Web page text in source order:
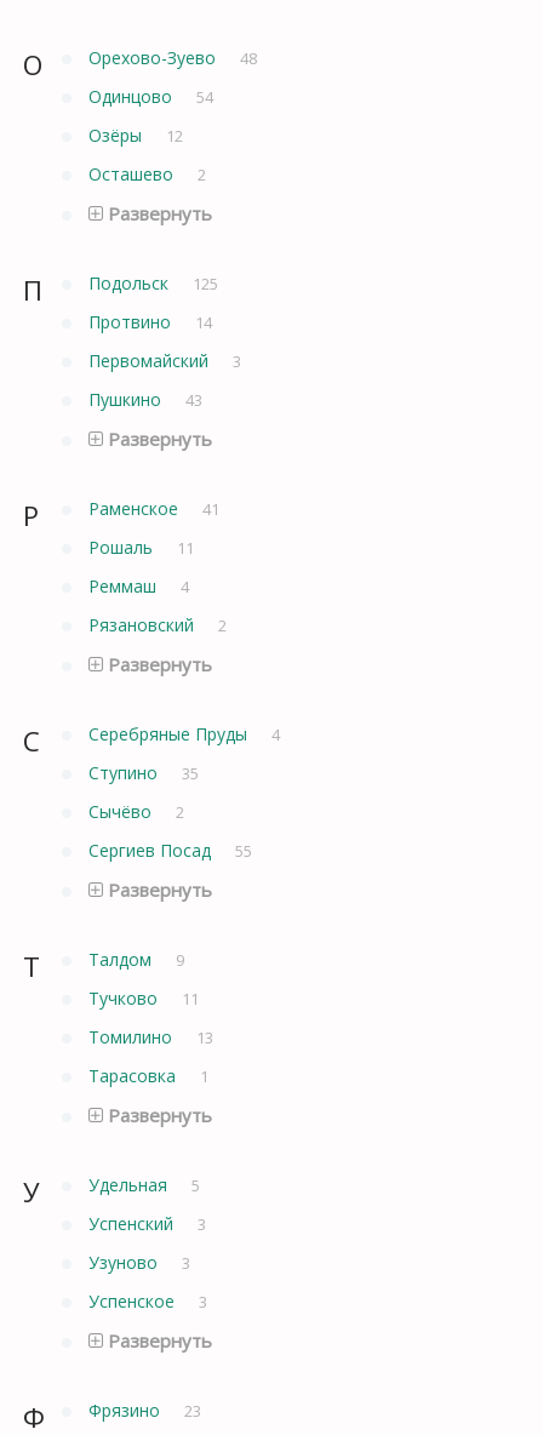
О Орехово-Зуево 48
Одинцово 54
Озёры 12
Осташево 2
Развернуть
П Подольск 125
Протвино 14
Первомайский 3
Пушкино 43
Развернуть
Р Раменское 41
Рошаль 11
Реммаш 4
Рязановский 2
Развернуть
С Серебряные Пруды 4
Ступино 35
Сычёво 2
Сергиев Посад 55
Развернуть
Т Талдом 9
Тучково 11
Томилино 13
Тарасовка 1
Развернуть
У Удельная 5
Успенский 3
Узуново 3
Успенское 3
Развернуть
Ф Фрязино 23